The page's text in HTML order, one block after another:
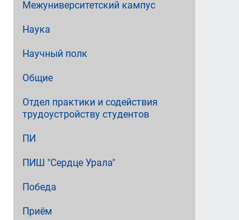
Межуниверситетский кампус
Наука
Научный полк
Общие
Отдел практики и содействия
трудоустройству студентов
ПИ
ПИШ "Сердце Урала"
Победа
Приём